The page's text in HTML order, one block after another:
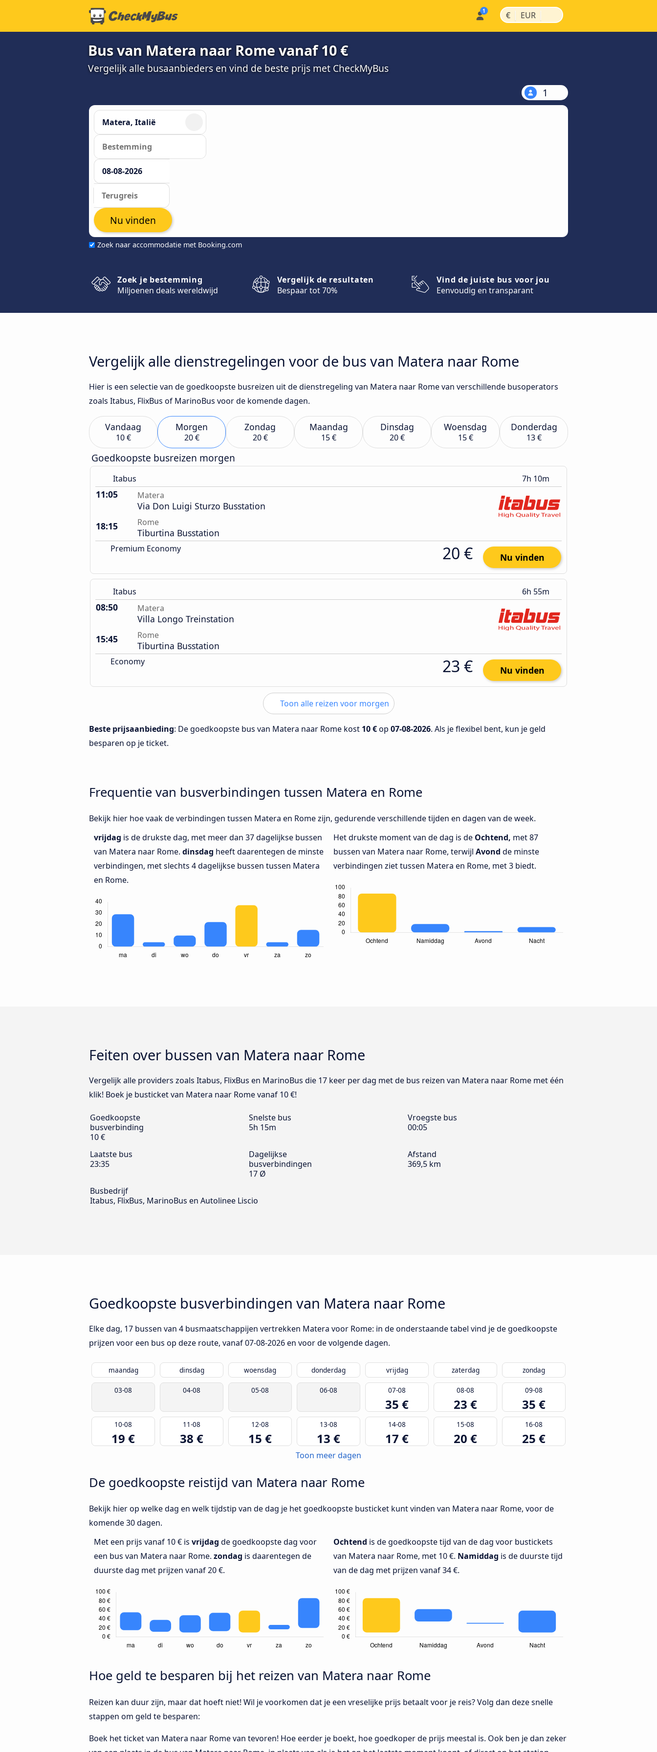
€ | EUR |
Bus van Matera naar Rome vanaf 10 €
Vergelijk alle busaanbieders en vind de beste prijs met CheckMyBus
1
Zoek naar accommodatie met Booking.com
Nu vinden
Zoek je bestemming
Miljoenen deals wereldwijd
Vergelijk de resultaten
Bespaar tot 70%
Vind de juiste bus voor jou
Eenvoudig en transparant
Vergelijk alle dienstregelingen voor de bus van Matera naar Rome
Hier is een selectie van de goedkoopste busreizen uit de dienstregeling van Matera naar Rome van verschillende busoperators
zoals Itabus, FlixBus of MarinoBus voor de komende dagen.
Vandaag
10 €
Morgen
20 €
Zondag
20 €
Maandag
15 €
Dinsdag
20 €
Woensdag
15 €
Donderdag
13 €
Goedkoopste busreizen morgen
Itabus 7h 10m
11:05 Matera
Via Don Luigi Sturzo Busstation
18:15
Rome
Tiburtina Busstation
Premium Economy 20 € Nu vinden
Itabus 6h 55m
08:50 Matera
Villa Longo Treinstation
15:45
Rome
Tiburtina Busstation
Economy 23 € Nu vinden
Toon alle reizen voor morgen
Beste prijsaanbieding: De goedkoopste bus van Matera naar Rome kost 10 €op 07-08-2026. Als je flexibel bent, kun je geld
besparen op je ticket.
Frequentie van busverbindingen tussen Matera en Rome
Bekijk hier hoe vaak de verbindingen tussen Matera en Rome zijn, gedurende verschillende tijden en dagen van de week.
vrijdag is de drukste dag, met meer dan 37 dagelijkse bussen
van Matera naar Rome. dinsdag heeft daarentegen de minste
verbindingen, met slechts 4 dagelijkse bussen tussen Matera
en Rome.
Het drukste moment van de dag is de Ochtend, met 87
bussen van Matera naar Rome, terwijl Avond de minste
verbindingen ziet tussen Matera en Rome, met 3 biedt.
Feiten over bussen van Matera naar Rome
Vergelijk alle providers zoals Itabus, FlixBus en MarinoBus die 17 keer per dag met de bus reizen van Matera naar Rome met één
klik! Boek je busticket van Matera naar Rome vanaf 10 €!
Goedkoopste
busverbinding
10 €
Snelste bus
5h 15m
Vroegste bus
00:05
Laatste bus
23:35
Dagelijkse
busverbindingen
17 Ø
Afstand
369,5 km
Busbedrijf
Itabus, FlixBus, MarinoBus en Autolinee Liscio
Goedkoopste busverbindingen van Matera naar Rome
Elke dag, 17 bussen van 4 busmaatschappijen vertrekken Matera voor Rome: in de onderstaande tabel vind je de goedkoopste
prijzen voor een bus op deze route, vanaf07-08-2026en voor de volgende dagen.
maandag dinsdag woensdag donderdag vrijdag zaterdag zondag
03-08 04-08 05-08 06-08 07-08
35 €
08-08
23 €
09-08
35 €
10-08
19 €
11-08
38 €
12-08
15 €
13-08
13 €
14-08
17 €
15-08
20 €
16-08
25 €
Toon meer dagen
De goedkoopste reistijd van Matera naar Rome
Bekijk hier op welke dag en welk tijdstip van de dag je het goedkoopste busticket kunt vinden van Matera naar Rome, voor de
komende 30 dagen.
Met een prijs vanaf 10 € is vrijdag de goedkoopste dag voor
een bus van Matera naar Rome. zondag is daarentegen de
duurste dag met prijzen vanaf 20 €.
Ochtend is de goedkoopste tijd van de dag voor bustickets
van Matera naar Rome, met 10 €. Namiddag is de duurste tijd
van de dag met prijzen vanaf 34 €.
Hoe geld te besparen bij het reizen van Matera naar Rome
Reizen kan duur zijn, maar dat hoeft niet! Wil je voorkomen dat je een vreselijke prijs betaalt voor je reis? Volg dan deze snelle
stappen om geld te besparen:
Boek het ticket van Matera naar Rome van tevoren! Hoe eerder je boekt, hoe goedkoper de prijs meestal is. Ook ben je dan zeker